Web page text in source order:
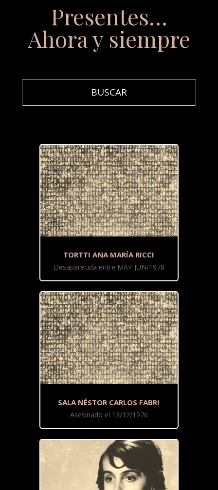
Presentes…
Ahora y siempre
TORTTI ANA MARÍA RICCI
Desaparecida entre MAY-JUN/1978
SALA NÉSTOR CARLOS FABRI
Asesinado el 13/12/1976